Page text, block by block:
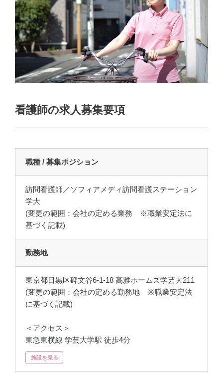
看護師の求人募集要項
職種 / 募集ポジション
訪問看護師／ソフィアメディ訪問看護ステーション
学大
(変更の範囲：会社の定める業務 ※職業安定法に
基づく記載)
勤務地
東京都目黒区碑文谷6-1-18 高雅ホームズ学芸大211
(変更の範囲：会社の定める勤務地 ※職業安定法
に基づく記載)
＜アクセス＞
東急東横線 学芸大学駅 徒歩4分
施設を見る